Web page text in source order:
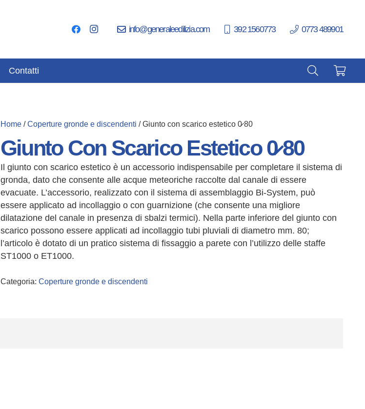
info@generaleedilizia.com 392 1560773 0773 489901
Contatti
Home/Coperture gronde e discendenti / Giunto con scarico estetico 0̷ 80
Giunto Con Scarico Estetico 0̷ 80
Il giunto con scarico estetico è un accessorio indispensabile per completare il sistema di
gronda, dato che consente alle acque meteoriche raccolte dal canale di essere
evacuate. L’accessorio, realizzato con il sistema di assemblaggio Bi-System, può
essere applicato ad incollaggio o con guarnizione (che consente una migliore
dilatazione del canale in presenza di sbalzi termici). Nella parte inferiore del giunto con
scarico possono essere applicati ad incollaggio tubi pluviali di diametro mm. 80;
l’articolo è dotato di un pratico sistema di fissaggio a parete con l’utilizzo delle staffe
ST1000 o ET1000.
Categoria: Coperture gronde e discendenti